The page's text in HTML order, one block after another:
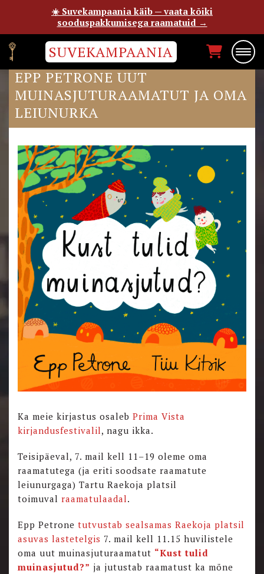
SUVEKAMPAANIA
TUTVUSTAME PRIMA VISTAL
EPP PETRONE UUT
MUINASJUTURAAMATUT JA OMA
LEIUNURKA
Ka meie kirjastus osaleb Prima Vista
kirjandusfestivalil, nagu ikka.
Teisipäeval, 7. mail kell 11–19 oleme oma
raamatutega (ja eriti soodsate raamatute
leiunurgaga) Tartu Raekoja platsil
toimuval raamatulaadal.
Epp Petrone tutvustab sealsamas Raekoja platsil
asuvas lastetelgis 7. mail kell 11.15 huvilistele
oma uut muinasjuturaamatut “Kust tulid
muinasjutud?” ja jutustab raamatust ka mõne
☀️ Suvekampaania käib — vaata kõiki
sooduspakkumisega raamatuid →